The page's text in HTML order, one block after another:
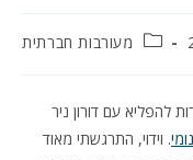
קטגוריה:מעורבות חברתית
להפליא עם דורון ניר
. וידוי, התרגשתי מאוד